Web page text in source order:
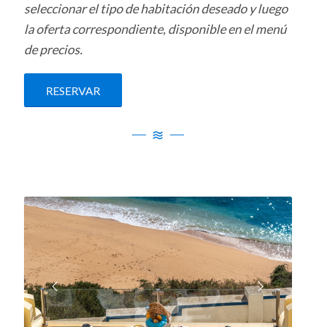
seleccionar el tipo de habitación deseado y luego
la oferta correspondiente, disponible en el menú
de precios.
RESERVAR
Posterior